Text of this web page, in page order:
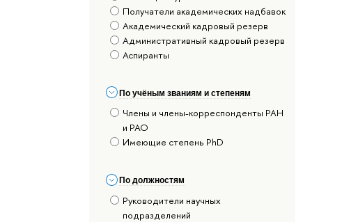
Получатели академических надбавок
Академический кадровый резерв
Административный кадровый резерв
Аспиранты
По учёным званиям и степеням
Члены и члены-корреспонденты РАН
и РАО
Имеющие степень PhD
По должностям
Руководители научных
подразделений